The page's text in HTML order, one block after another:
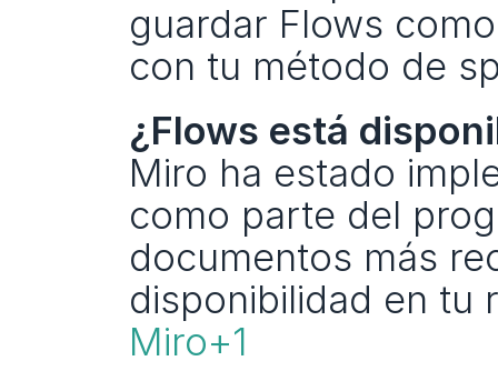
guardar Flows
con tu método de
¿Flows está
Miro ha estado
como parte del
documentos más
disponibilidad en tu
Miro+1